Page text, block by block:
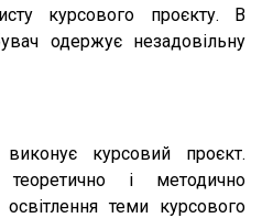
курсового проєкту. В
одержує незадовільну
курсовий проєкт.
теоретично і методично
теми курсового